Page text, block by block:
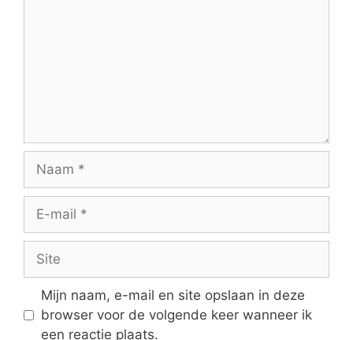
Naam
Site
Mijn naam, e-mail en site opslaan in deze
browser voor de volgende keer wanneer ik
een reactie plaats.